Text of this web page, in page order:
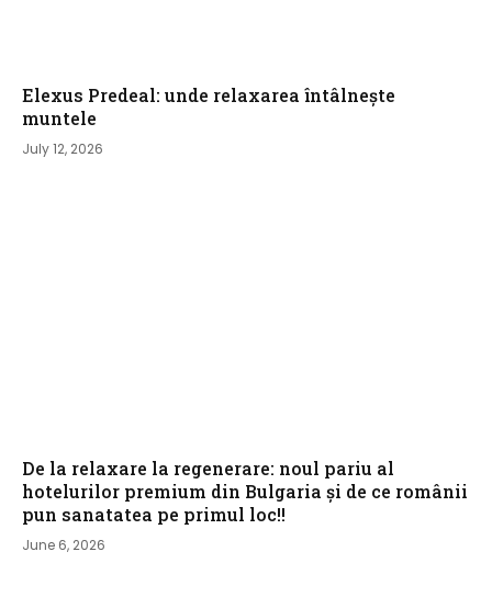
Elexus Predeal: unde relaxarea întâlnește
muntele
July 12, 2026
De la relaxare la regenerare: noul pariu al
hotelurilor premium din Bulgaria și de ce românii
pun sanatatea pe primul loc!!
June 6, 2026